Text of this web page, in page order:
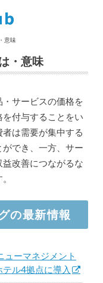
意味
・意味
サービスの価格を
付与することをい
は需要が集中する
でき、一方、サー
改善につながるな
の最新情報
ューマネジメント
ル4拠点に導入